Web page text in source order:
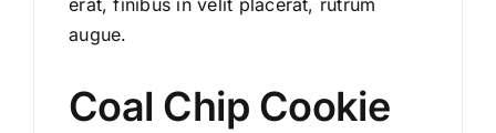
erat, finibus in velit placerat, rutrum
augue.
Coal Chip Cookie